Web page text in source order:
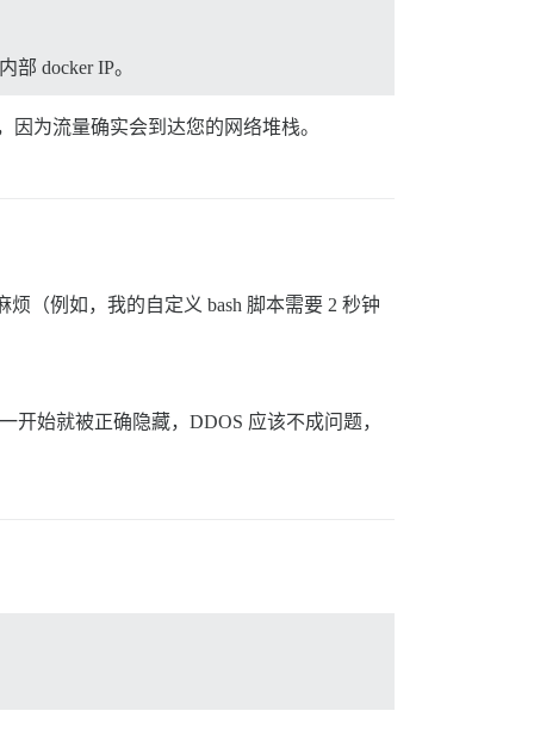
docker IP。
为流量确实会到达您的网络堆栈。
（例如，我的自定义 bash 脚本需要 2 秒钟
始就被正确隐藏，DDOS 应该不成问题，